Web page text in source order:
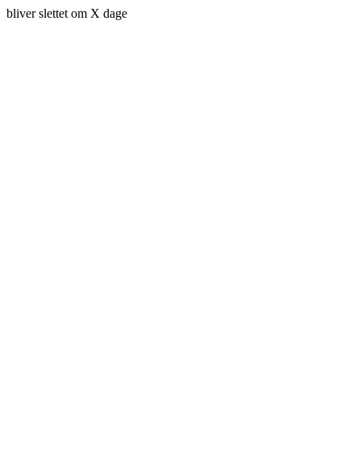
bliver slettet om X dage